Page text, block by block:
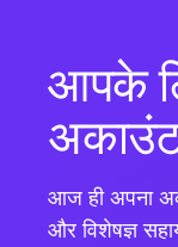
आपके
आज ही अपना
और विशेषज्ञ